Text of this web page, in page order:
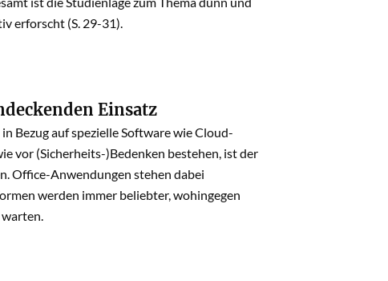
erforscht (S. 29-31).
Einsatz
Bezug auf spezielle Software wie Cloud-
vor (Sicherheits-)Bedenken bestehen, ist der
Office-Anwendungen stehen dabei
werden immer beliebter, wohingegen